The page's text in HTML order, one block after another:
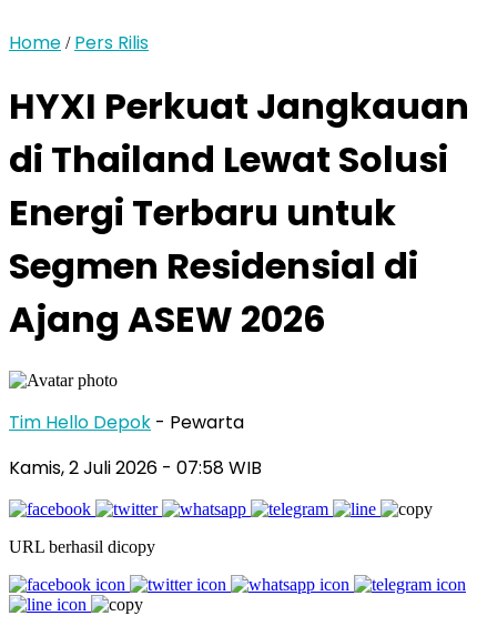
Home / Pers Rilis
HYXI Perkuat Jangkauan
di Thailand Lewat Solusi
Energi Terbaru untuk
Segmen Residensial di
Ajang ASEW 2026
Tim Hello Depok - Pewarta
Kamis, 2 Juli 2026 - 07:58 WIB
URL berhasil dicopy